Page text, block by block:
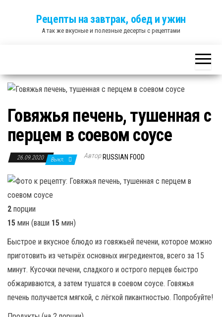
Рецепты на завтрак, обед и ужин
А так же вкусные и полезные десерты с рецептами
Говяжья печень, тушенная с
перцем в соевом соусе
26.09.2020 Выкл. Автор RUSSIAN FOOD
2 порции
15 мин (ваши 15 мин)
Быстрое и вкусное блюдо из говяжьей печени, которое можно
приготовить из четырёх основных ингредиентов, всего за 15
минут. Кусочки печени, сладкого и острого перцев быстро
обжариваются, а затем тушатся в соевом соусе. Говяжья
печень получается мягкой, с лёгкой пикантностью. Попробуйте!